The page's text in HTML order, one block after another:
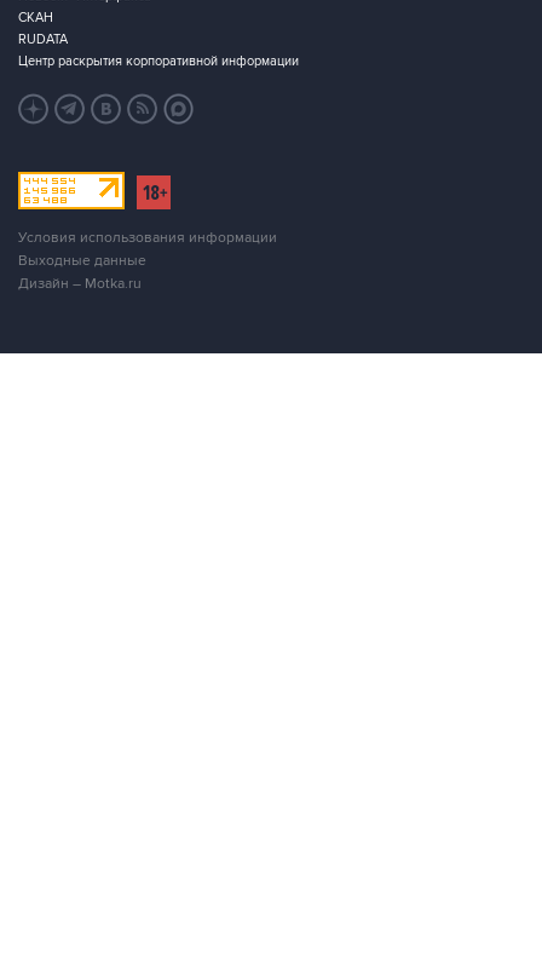
СКАН
RUDATA
Центр раскрытия корпоративной информации
Условия использования информации
Выходные данные
Дизайн – Motka.ru